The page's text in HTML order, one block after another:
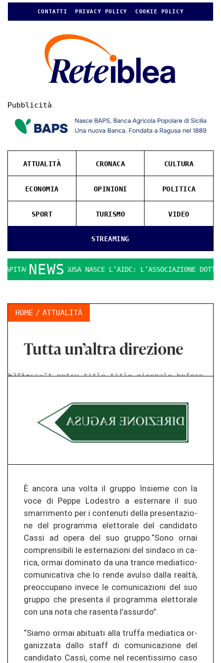
CONTATTI PRIVACY POLICY COOKIE POLICY
Pubblicità
STREAMING
ATTUALITÀ CRONACA CULTURA
ECONOMIA OPINIONI POLITICA
SPORT TURISMO VIDEO
NEWS
RAGUSA NASCE L’AIDC: L’ASSOCIAZIONE DOTTORI
HOME ATTUALITÀ
Tutta un’altra direzione
< class="t-entry-title title-giornale-before h3">>
È an­co­ra una volta il grup­po Insie­me con la
voce di Peppe Lo­destro a ester­na­re il suo
smar­ri­men­to per i con­te­nu­ti della pre­sen­ta­zio­
ne del pro­gram­ma elet­to­ra­le del can­di­da­to
Cassi ad opera del suo grup­po.“Sono ornai
com­pren­si­bi­li le ester­na­zio­ni del sin­da­co in ca­
ri­ca, ormai do­mi­na­to da una tran­ce mediatico-​
comunicativa che lo rende avul­so dalla realtà,
pre­oc­cu­pa­no in­ve­ce le co­mu­ni­ca­zio­ni del suo
grup­po che pre­sen­ta il pro­gram­ma elet­to­ra­le
con una nota che ra­sen­ta l’as­sur­do”.
“Siamo ormai ab­i­tua­ti alla truf­fa me­dia­ti­ca or­
ga­ni­z­za­ta dallo staff di co­mu­ni­ca­zio­ne del
can­di­da­to Cassì, come nel re­cen­tis­si­mo caso